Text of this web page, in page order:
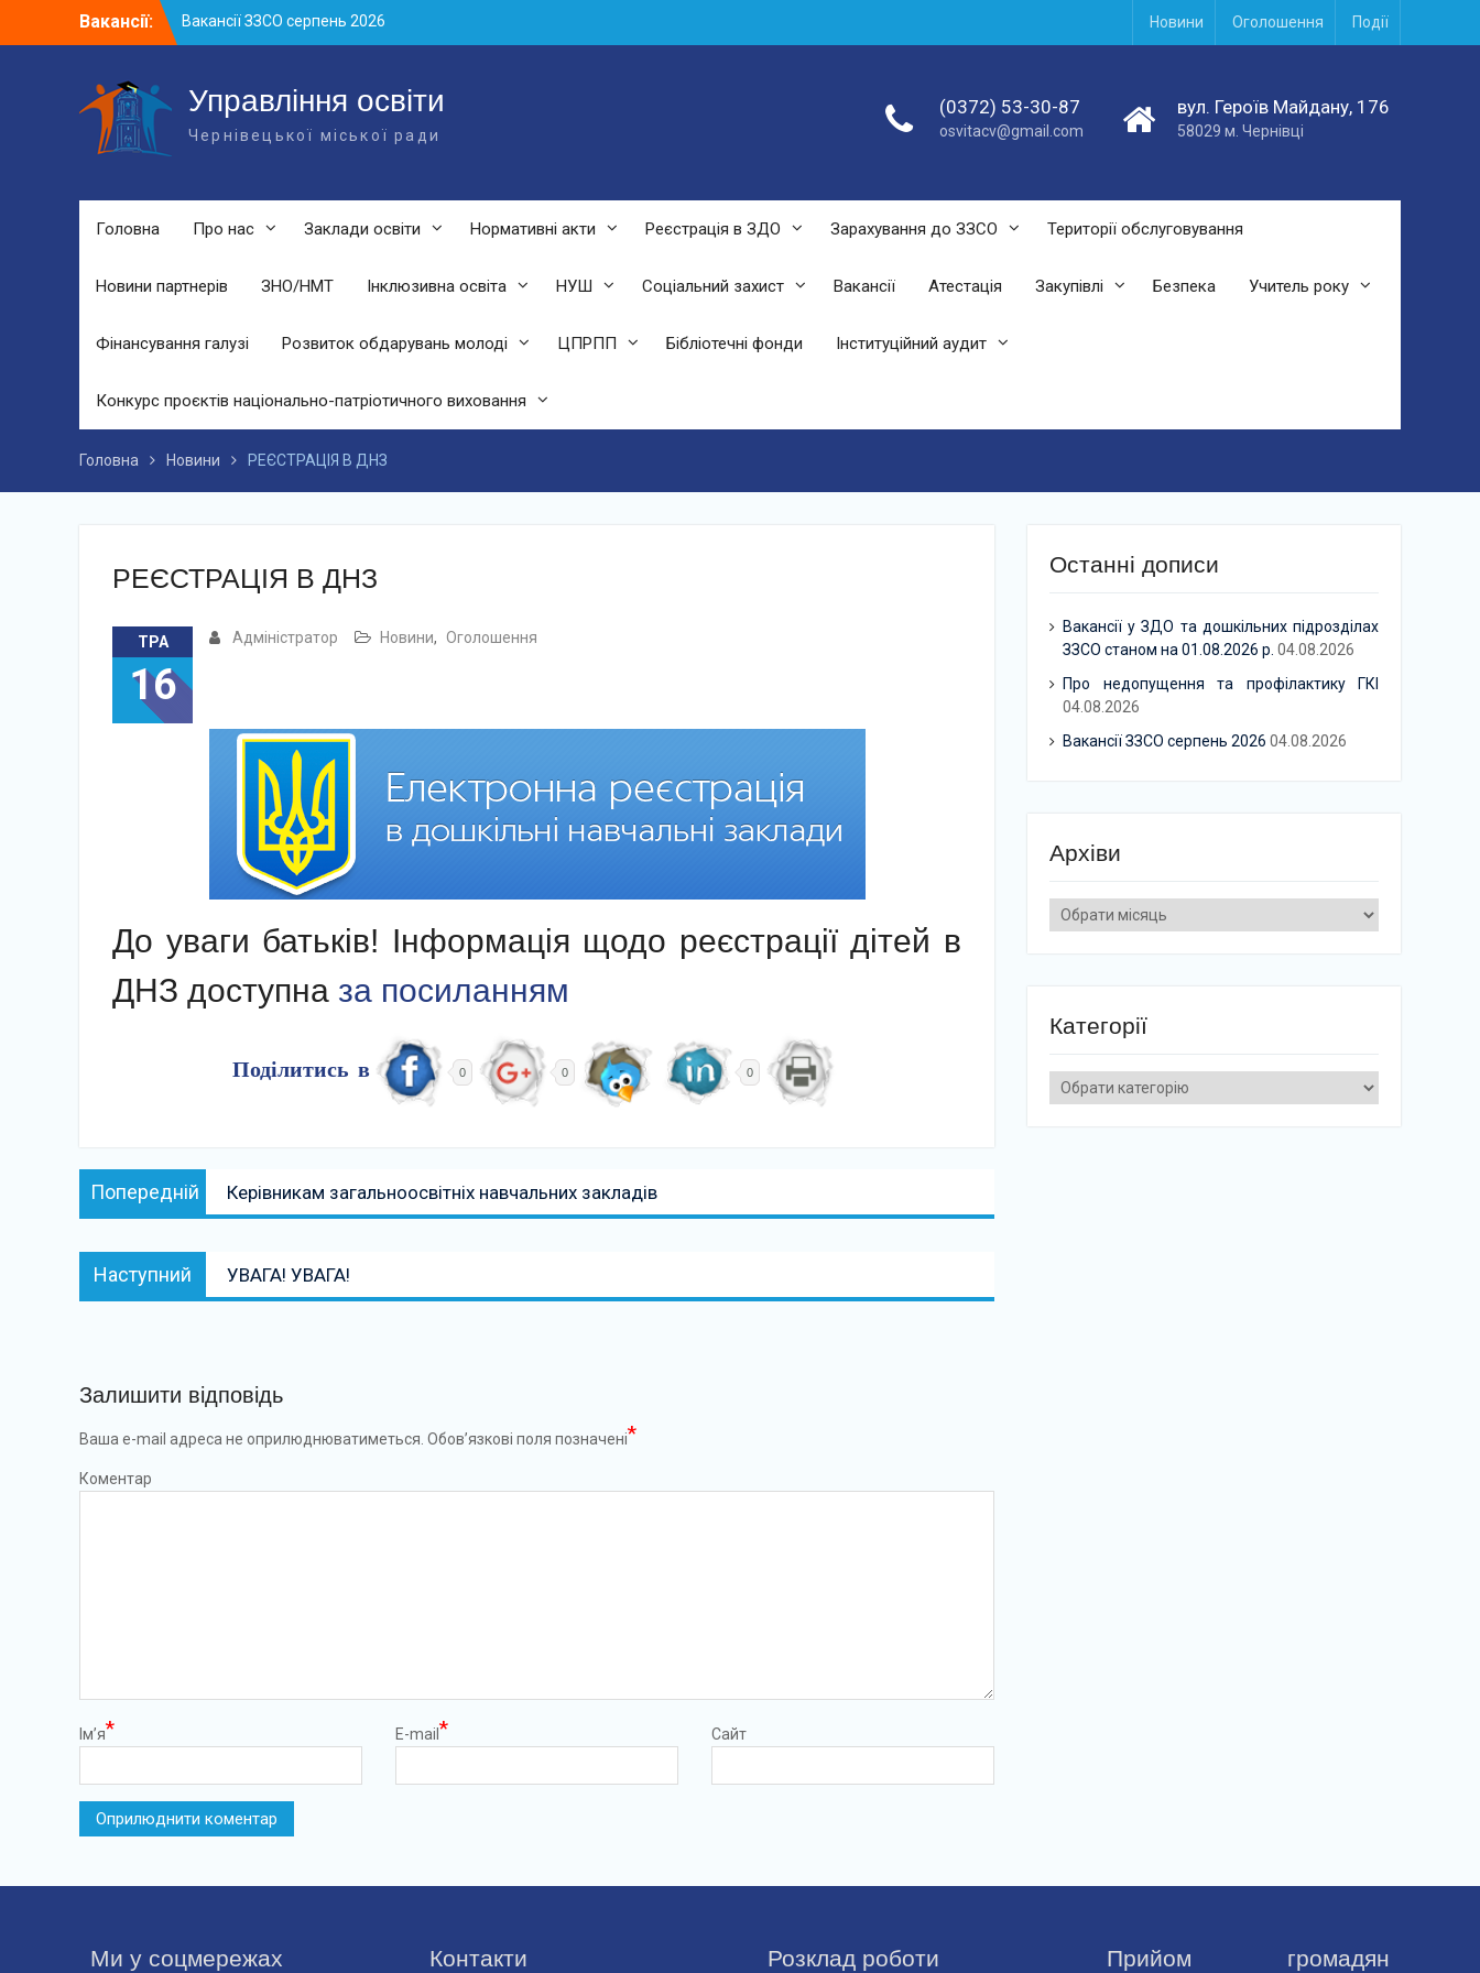
Вакансії:
Вакансії ЗЗСО серпень 2026
Вакансії ЗЗСО червень 2026
підрозділах ЗЗСО станом на 01.08.2026
р.
Новини Оголошення Події
Управління освіти
Чернівецької міської ради
(0372) 53-30-87
osvitacv@gmail.com
вул. Героїв Майдану, 176
58029 м. Чернівці
Головна Про нас Заклади освіти Нормативні акти Реєстрація в ЗДО Зарахування до ЗЗСО Території обслуговування
Новини партнерів ЗНО/НМТ Інклюзивна освіта НУШ Соціальний захист Вакансії Атестація Закупівлі Безпека Учитель року
Фінансування галузі Розвиток обдарувань молоді ЦПРПП Бібліотечні фонди Інституційний аудит
Конкурс проєктів національно-патріотичного виховання
Головна Новини РЕЄСТРАЦІЯ В ДНЗ
РЕЄСТРАЦІЯ В ДНЗ
ТРА
16
Адміністратор Новини, Оголошення
До уваги батьків! Інформація щодо реєстрації дітей в
ДНЗ доступна за посиланням
Поділитись в 0 0 0
Навігація
записів
Попередній Попередній:
Керівникам загальноосвітніх навчальних закладів
Наступний Наступний:
УВАГА! УВАГА!
Залишити відповідь
Ваша e-mail адреса не оприлюднюватиметься. Обов’язкові поля позначені*
Коментар
Ім’я* E-mail * Сайт
Останні дописи
Вакансії у ЗДО та дошкільних підрозділах
ЗЗСО станом на 01.08.2026 р. 04.08.2026
Про недопущення та профілактику ГКІ
04.08.2026
Вакансії ЗЗСО серпень 2026 04.08.2026
Архіви
Архіви
Категорії
Категорії
Ми у соцмережах Контакти Розклад роботи Прийом громадян